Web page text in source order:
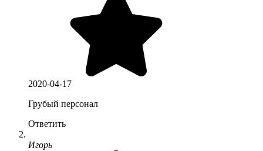
2020-04-17
Грубый персонал
Ответить
Игорь